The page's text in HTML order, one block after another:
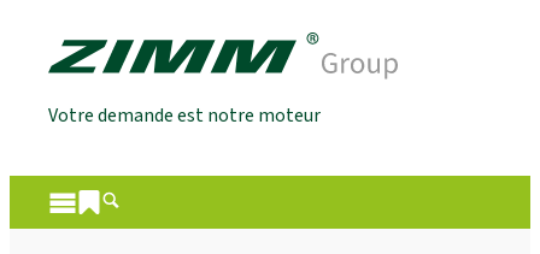
Votre demande est notre moteur